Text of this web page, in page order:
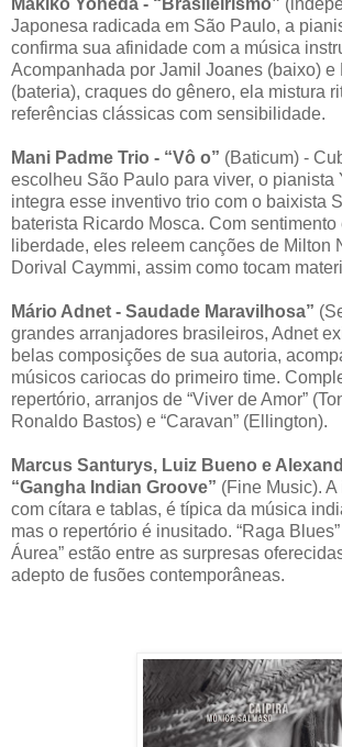
Japonesa radicada em São Paulo, a
confirma sua afinidade com a música
Acompanhada por Jamil Joanes (baixo) e
(bateria), craques do gênero, ela mistura
referências clássicas com sensibilidade.
Mani Padme Trio - “Vô o” (Baticum) -
escolheu São Paulo para viver, o pianista
integra esse inventivo trio com o baixista
baterista Ricardo Mosca. Com sentimento
liberdade, eles releem canções de Milton
Dorival Caymmi, assim como tocam
Mário Adnet - Saudade Maravilhosa”
grandes arranjadores brasileiros, Adnet
belas composições de sua autoria,
músicos cariocas do primeiro time.
repertório, arranjos de “Viver de Amor”
Ronaldo Bastos) e “Caravan” (Ellington).
Marcus Santurys, Luiz Bueno e
“Gangha Indian Groove” (Fine Music).
com cítara e tablas, é típica da música
mas o repertório é inusitado. “Raga
Áurea” estão entre as surpresas
adepto de fusões contemporâneas.